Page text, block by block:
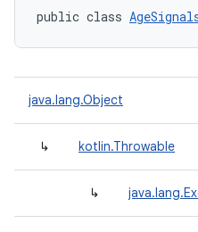
public class
java.lang.Object
↳ kotlin.Throwable
↳